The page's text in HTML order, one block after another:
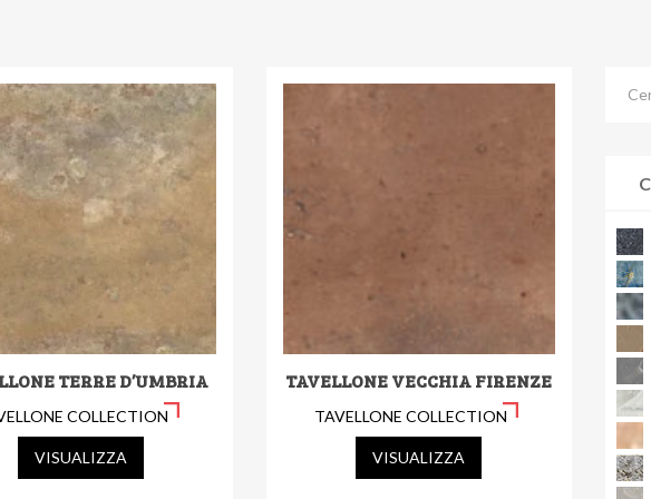
TERRE D’UMBRIA
COLLECTION
VISUALIZZA
TAVELLONE VECCHIA FIRENZE
TAVELLONE COLLECTION
VISUALIZZA